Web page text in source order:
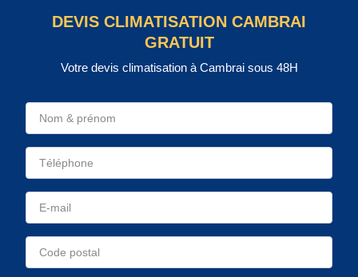
DEVIS CLIMATISATION CAMBRAI
GRATUIT
Votre devis climatisation à Cambrai sous 48H